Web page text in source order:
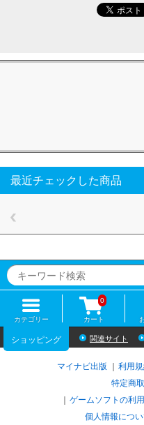
最近チェックした商品
カテゴリー カート
0
ショッピング 関連サイト
マイナビ出版 利用
特定商
ゲームソフトの利
個人情報につ